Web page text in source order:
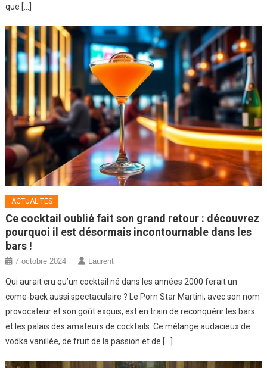
que […]
ACTUALITÉS
Ce cocktail oublié fait son grand retour : découvrez
pourquoi il est désormais incontournable dans les
bars !
7 octobre 2024 Laurent
Qui aurait cru qu’un cocktail né dans les années 2000 ferait un
come-back aussi spectaculaire ? Le Porn Star Martini, avec son nom
provocateur et son goût exquis, est en train de reconquérir les bars
et les palais des amateurs de cocktails. Ce mélange audacieux de
vodka vanillée, de fruit de la passion et de […]